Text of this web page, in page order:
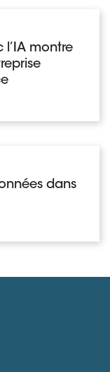
l’IA montre
dans